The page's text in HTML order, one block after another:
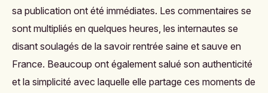
sa publication ont été immédiates. Les commentaires se
sont multipliés en quelques heures, les internautes se
disant soulagés de la savoir rentrée saine et sauve en
France. Beaucoup ont également salué son authenticité
et la simplicité avec laquelle elle partage ces moments de